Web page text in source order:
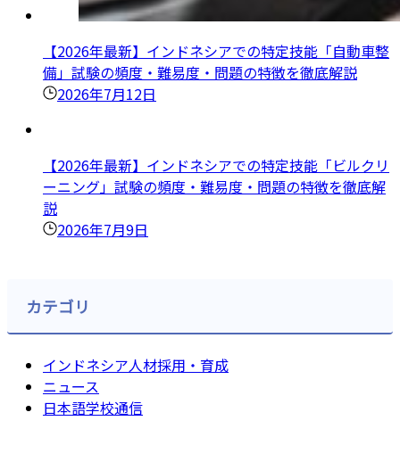
【2026年最新】インドネシアでの特定技能「自動車整
備」試験の頻度・難易度・問題の特徴を徹底解説
2026年7月12日
【2026年最新】インドネシアでの特定技能「ビルクリ
ーニング」試験の頻度・難易度・問題の特徴を徹底解
説
2026年7月9日
カテゴリ
インドネシア人材採用・育成
ニュース
日本語学校通信